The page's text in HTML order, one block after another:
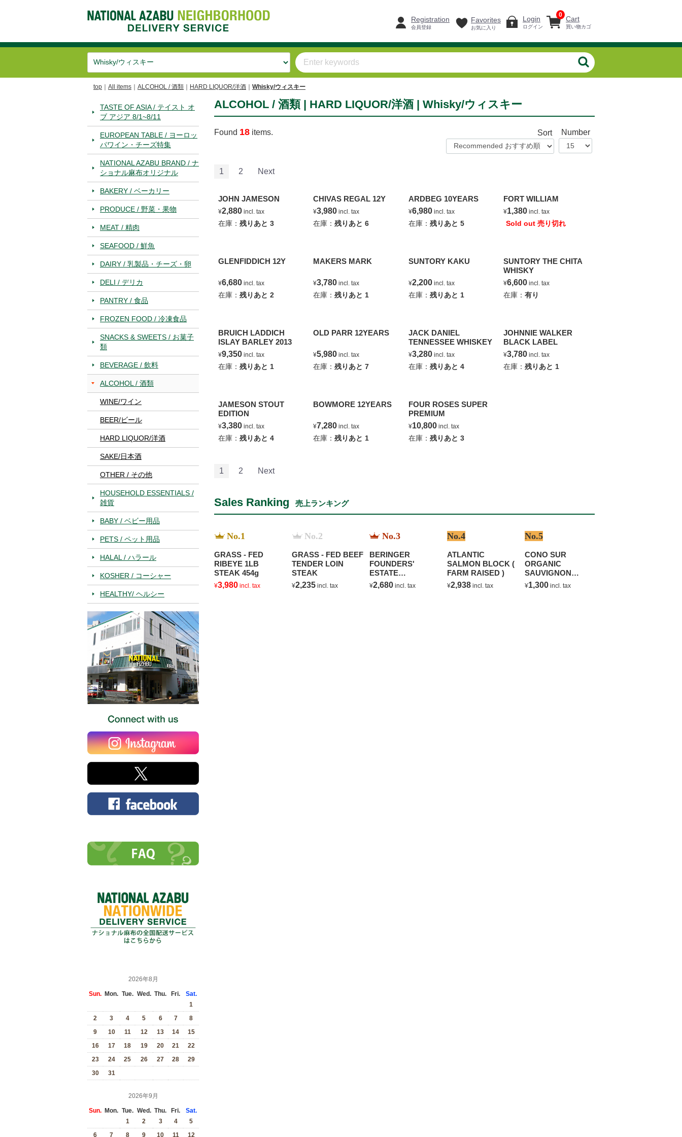
Cart
買い物カゴ
0
Registration
会員登録
Favorites
お気に入り
Login
ログイン
top All items ALCOHOL / 酒類 HARD LIQUOR/洋酒 Whisky/ウィスキー
TASTE OF ASIA / テイスト オ
ブ アジア 8/1~8/11
EUROPEAN TABLE / ヨーロッ
パワイン・チーズ特集
NATIONAL AZABU BRAND / ナ
ショナル麻布オリジナル
BAKERY / ベーカリー
PRODUCE / 野菜・果物
MEAT / 精肉
SEAFOOD / 鮮魚
DAIRY / 乳製品・チーズ・卵
DELI / デリカ
PANTRY / 食品
FROZEN FOOD / 冷凍食品
SNACKS & SWEETS / お菓子
類
BEVERAGE / 飲料
ALCOHOL / 酒類
WINE/ワイン
BEER/ビール
HARD LIQUOR/洋酒
SAKE/日本酒
OTHER / その他
HOUSEHOLD ESSENTIALS /
雑貨
BABY / ベビー用品
PETS / ペット用品
HALAL / ハラール
KOSHER / コーシャー
HEALTHY/ ヘルシー
2026年8月
Sun. Mon. Tue. Wed. Thu. Fri.
Sat.
1
2
3 4 5 6 7
8
9
10 11 12 13 14
15
16
17 18 19 20 21
22
23
24 25 26 27 28
29
30
31
2026年9月
Sun. Mon. Tue. Wed. Thu. Fri.
Sat.
1
2 3 4
5
6
7 8 9 10 11 12
ALCOHOL / 酒類 | HARD LIQUOR/洋酒 | Whisky/ウィスキー
Found 18 items. Sort Number
1 2 Next
JOHN JAMESON
¥2,880incl. tax
在庫： 残りあと 3
CHIVAS REGAL 12Y
¥3,980 incl. tax
在庫： 残りあと 6
ARDBEG 10YEARS
¥6,980incl. tax
在庫： 残りあと 5
FORT WILLIAM
¥1,380 incl. tax
Sold out 売り切れ
GLENFIDDICH 12Y
¥6,680incl. tax
在庫： 残りあと 2
MAKERS MARK
¥3,780 incl. tax
在庫： 残りあと 1
SUNTORY KAKU
¥2,200incl. tax
在庫： 残りあと 1
SUNTORY THE CHITA
WHISKY
¥6,600 incl. tax
在庫： 有り
BRUICH LADDICH
ISLAY BARLEY 2013
¥9,350incl. tax
在庫： 残りあと 1
OLD PARR 12YEARS
¥5,980 incl. tax
在庫： 残りあと 7
JACK DANIEL
TENNESSEE WHISKEY
¥3,280incl. tax
在庫： 残りあと 4
JOHNNIE WALKER
BLACK LABEL
¥3,780 incl. tax
在庫： 残りあと 1
JAMESON STOUT
EDITION
¥3,380incl. tax
在庫： 残りあと 4
BOWMORE 12YEARS
¥7,280 incl. tax
在庫： 残りあと 1
FOUR ROSES SUPER
PREMIUM
¥10,800incl. tax
在庫： 残りあと 3
1 2 Next
Sales Ranking 売上ランキング
No.1
GRASS - FED
RIBEYE 1LB
STEAK 454g
¥3,980 incl. tax
No.2
GRASS - FED BEEF
TENDER LOIN
STEAK
¥2,235 incl. tax
No.3
BERINGER
FOUNDERS'
ESTATE
CHARDONNAY
¥2,680 incl. tax
No.4
ATLANTIC
SALMON BLOCK (
FARM RAISED )
¥2,938 incl. tax
No.5
CONO SUR
ORGANIC
SAUVIGNON
BLANC
¥1,300 incl. tax